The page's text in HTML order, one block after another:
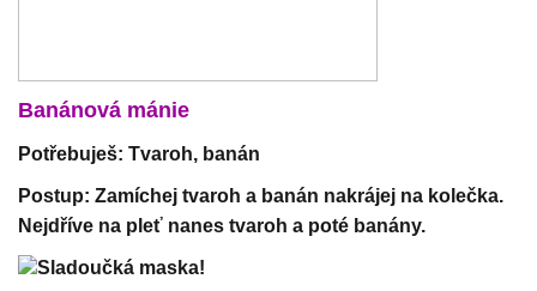
Banánová mánie
Potřebuješ: Tvaroh, banán
Postup: Zamíchej tvaroh a banán nakrájej na kolečka.
Nejdříve na pleť nanes tvaroh a poté banány.
Sladoučká maska!